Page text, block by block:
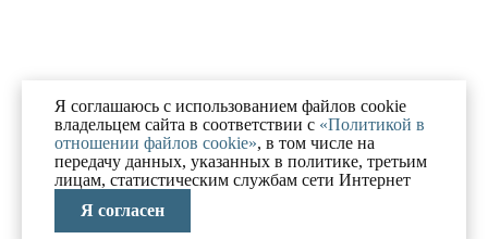
Я соглашаюсь с использованием файлов cookie
владельцем сайта в соответствии с «Политикой в
отношении файлов cookie», в том числе на
передачу данных, указанных в политике, третьим
лицам, статистическим службам сети Интернет
Я согласен